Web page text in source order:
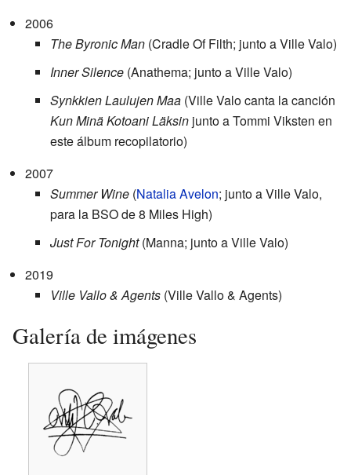
2006
The Byronic Man (Cradle Of Filth; junto a Ville Valo)
Inner Silence (Anathema; junto a Ville Valo)
Synkkien Laulujen Maa (Ville Valo canta la canción
Kun Minä Kotoani Läksin junto a Tommi Viksten en
este álbum recopilatorio)
2007
Summer Wine (Natalia Avelon; junto a Ville Valo,
para la BSO de 8 Miles High)
Just For Tonight(Manna; junto a Ville Valo)
2019
Ville Vallo & Agents (Ville Vallo & Agents)
Galería de imágenes